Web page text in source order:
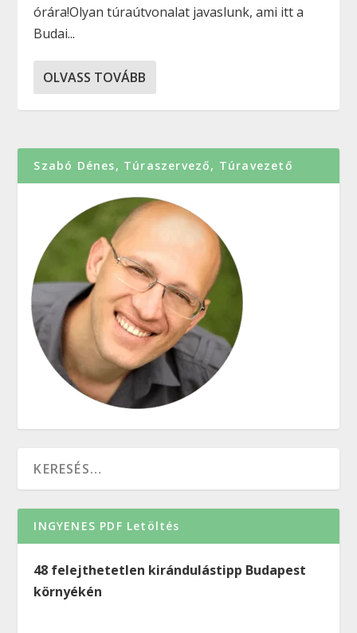
órára!Olyan túraútvonalat javaslunk, ami itt a
Budai...
OLVASS TOVÁBB
Szabó Dénes, Túraszervező, Túravezető
INGYENES PDF Letöltés
48 felejthetetlen kirándulástipp Budapest
környékén